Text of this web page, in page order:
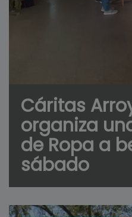
Cáritas
organiza
de Ropa a
sábado